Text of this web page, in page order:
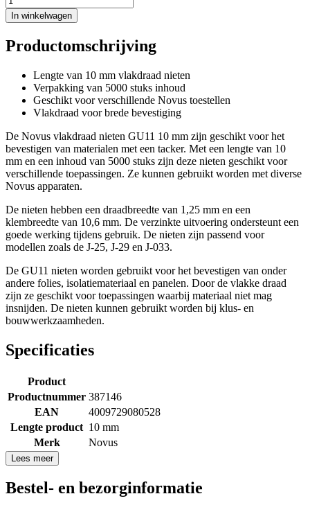
In winkelwagen
Productomschrijving
Lengte van 10 mm vlakdraad nieten
Verpakking van 5000 stuks inhoud
Geschikt voor verschillende Novus toestellen
Vlakdraad voor brede bevestiging
De Novus vlakdraad nieten GU11 10 mm zijn geschikt voor het
bevestigen van materialen met een tacker. Met een lengte van 10
mm en een inhoud van 5000 stuks zijn deze nieten geschikt voor
verschillende toepassingen. Ze kunnen gebruikt worden met diverse
Novus apparaten.
De nieten hebben een draadbreedte van 1,25 mm en een
klembreedte van 10,6 mm. De verzinkte uitvoering ondersteunt een
goede werking tijdens gebruik. De nieten zijn passend voor
modellen zoals de J-25, J-29 en J-033.
De GU11 nieten worden gebruikt voor het bevestigen van onder
andere folies, isolatiemateriaal en panelen. Door de vlakke draad
zijn ze geschikt voor toepassingen waarbij materiaal niet mag
insnijden. De nieten kunnen gebruikt worden bij klus- en
bouwwerkzaamheden.
Specificaties
Product
Productnummer 387146
EAN
4009729080528
Lengte product 10 mm
Merk
Novus
Lees meer
Bestel- en bezorginformatie